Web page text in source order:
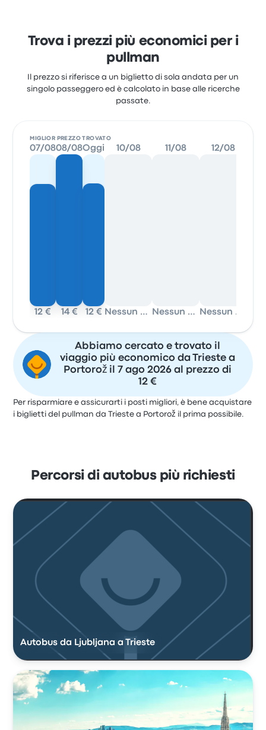
Trova i prezzi più economici per i
pullman
Il prezzo si riferisce a un biglietto di sola andata per un
singolo passeggero ed è calcolato in base alle ricerche
passate.
MIGLIOR PREZZO TROVATO
07/08
12 €
08/08
14 €
Oggi
12 €
10/08
Nessun dato
11/08
Nessun dato
12/08
Nessun dato
Abbiamo cercato e trovato il
viaggio più economico da Trieste a
Portorož il 7 ago 2026 al prezzo di
12 €
Per risparmiare e assicurarti i posti migliori, è bene acquistare
i biglietti del pullman da Trieste a Portorož il prima possibile.
Percorsi di autobus più richiesti
Autobus da Ljubljana a Trieste